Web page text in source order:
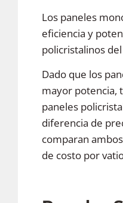
Los paneles
eficiencia y
policristalinos
Dado que los
mayor potencia,
paneles
diferencia de
comparan
de costo por